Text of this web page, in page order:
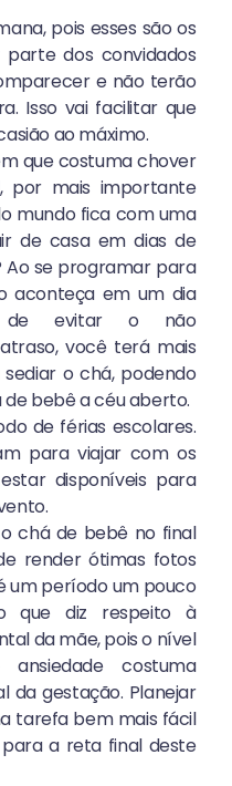
pois esses são os
dos convidados
e não terão
Isso vai facilitar que
ao máximo.
que costuma chover
por mais importante
mundo fica com uma
de casa em dias de
Ao se programar para
aconteça em um dia
de evitar o não
você terá mais
o chá, podendo
de bebê a céu aberto.
de férias escolares.
para viajar com os
disponíveis para
chá de bebê no final
render ótimas fotos
um período um pouco
que diz respeito à
da mãe, pois o nível
costuma
da gestação. Planejar
tarefa bem mais fácil
a reta final deste